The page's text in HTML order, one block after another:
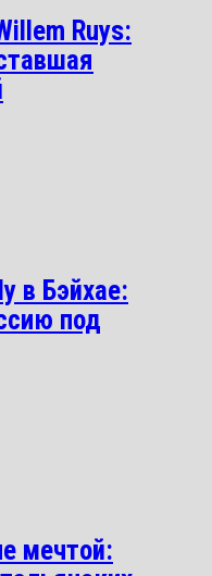
Ruys:
в Бэйхае:
под
мечтой: